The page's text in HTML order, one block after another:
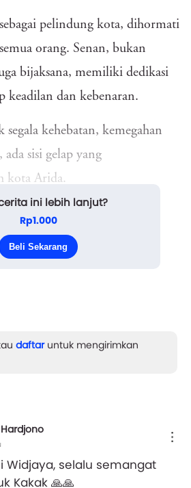
pelindung kota, dihormati
orang. Senan, bukan
bijaksana, memiliki dedikasi
keadilan dan kebenaran.
kehebatan, kemegahan
sisi gelap yang
kota Arida.
tembok tinggi istana, Raja
dengan tangan besi.
ini lebih lanjut?
Rp1.000
Beli Sekarang
daftaruntuk mengirimkan
Widjaya, selalu semangat
Kakak 🙏🙏